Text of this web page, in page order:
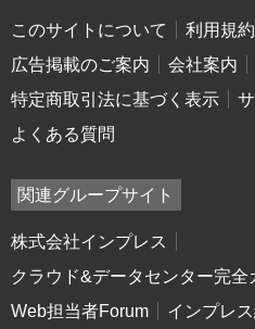
このサイトについて 利用規約
広告掲載のご案内
会社案内
特定商取引法に基づく表示
よくある質問
関連グループサイト
株式会社インプレス
クラウド&データセンター完全
Web担当者Forum
インプレ